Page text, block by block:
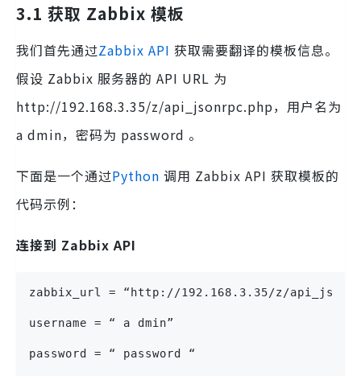
3.1 获取 Zabbix 模板
我们首先通过Zabbix API 获取需要翻译的模板信息。
假设 Zabbix 服务器的 API URL 为
http://192.168.3.35/z/api_jsonrpc.php，用户名为
a dmin，密码为 password 。
下面是一个通过Python 调用 Zabbix API 获取模板的
代码示例：
连接到 Zabbix API
zabbix_url = “http://192.168.3.35/z/
username = “ a dmin”
password = “ password “